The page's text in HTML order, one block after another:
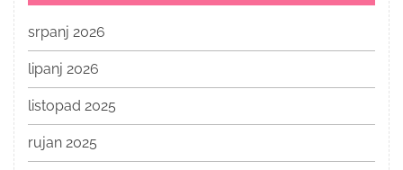
srpanj 2026
lipanj 2026
listopad 2025
rujan 2025